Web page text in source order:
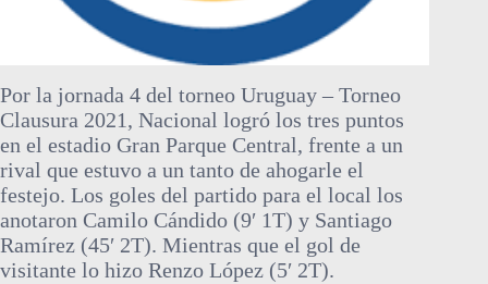
Por la jornada 4 del torneo Uruguay – Torneo
Clausura 2021, Nacional logró los tres puntos
en el estadio Gran Parque Central, frente a un
rival que estuvo a un tanto de ahogarle el
festejo. Los goles del partido para el local los
anotaron Camilo Cándido (9′ 1T) y Santiago
Ramírez (45′ 2T). Mientras que el gol de
visitante lo hizo Renzo López (5′ 2T).